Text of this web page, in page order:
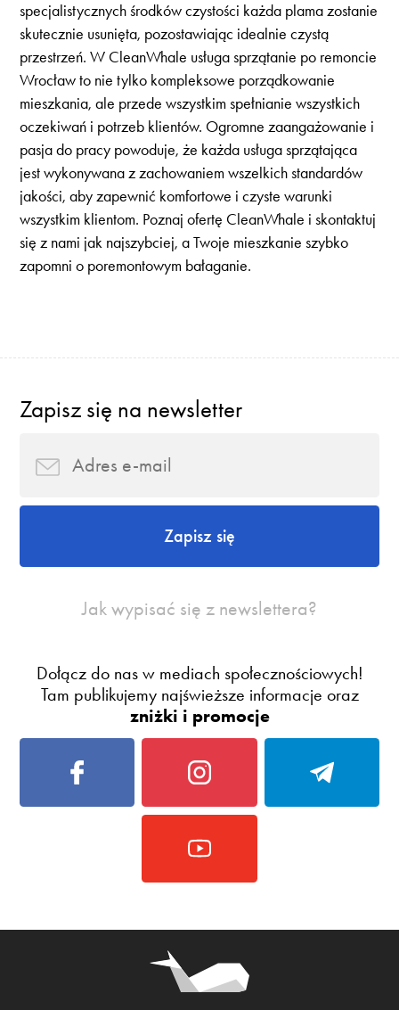
specjalistycznych środków czystości każda plama zostanie
skutecznie usunięta, pozostawiając idealnie czystą
przestrzeń. W CleanWhale usługa sprzątanie po remoncie
Wrocław to nie tylko kompleksowe porządkowanie
mieszkania, ale przede wszystkim spełnianie wszystkich
oczekiwań i potrzeb klientów. Ogromne zaangażowanie i
pasja do pracy powoduje, że każda usługa sprzątająca
jest wykonywana z zachowaniem wszelkich standardów
jakości, aby zapewnić komfortowe i czyste warunki
wszystkim klientom. Poznaj ofertę CleanWhale i skontaktuj
się z nami jak najszybciej, a Twoje mieszkanie szybko
zapomni o poremontowym bałaganie.
Zapisz się na newsletter
Zapisz się
Jak wypisać się z newslettera?
Dołącz do nas w mediach społecznościowych!
Tam publikujemy najświeższe informacje oraz
zniżki i promocje